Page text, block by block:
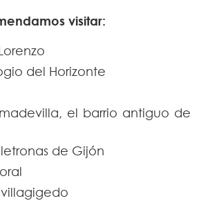
visitar:
del Horizonte
el barrio antiguo de
de Gijón